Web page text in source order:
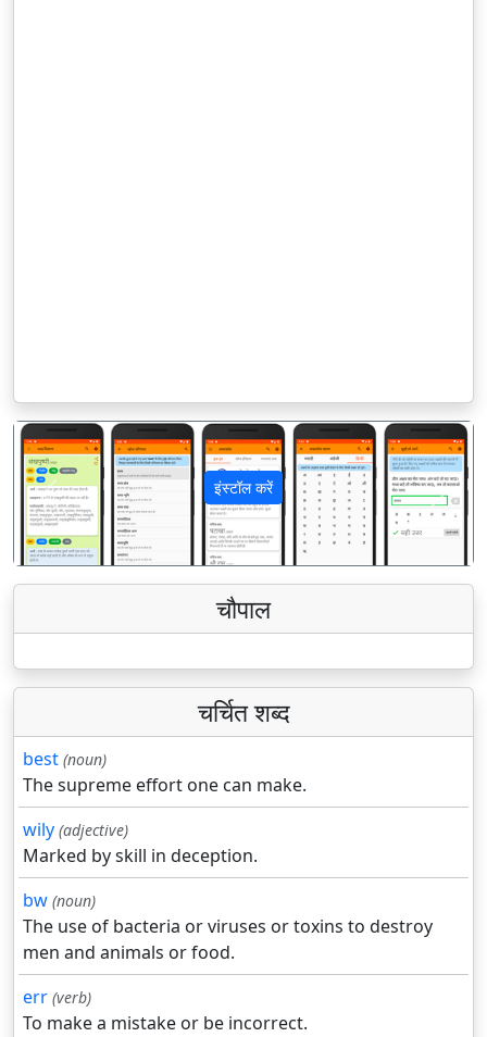
इंस्टॉल करें
पिछला अगला
चौपाल
चर्चित शब्द
best (noun)
The supreme effort one can make.
wily (adjective)
Marked by skill in deception.
bw (noun)
The use of bacteria or viruses or toxins to destroy
men and animals or food.
err (verb)
To make a mistake or be incorrect.